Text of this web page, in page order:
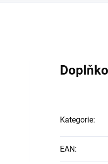
Kategorie:
EAN: